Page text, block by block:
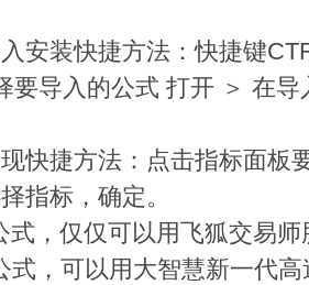
安装快捷方法：快捷键
要导入的公式 打开 ＞ 在
快捷方法：点击指标面板
指标，确定。
式，仅仅可以用飞狐交易
式，可以用大智慧新一代